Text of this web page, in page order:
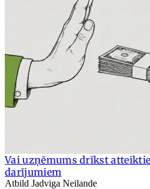
Vai uzņēmums drīkst
darījumiem
Atbild Jadviga Neilande